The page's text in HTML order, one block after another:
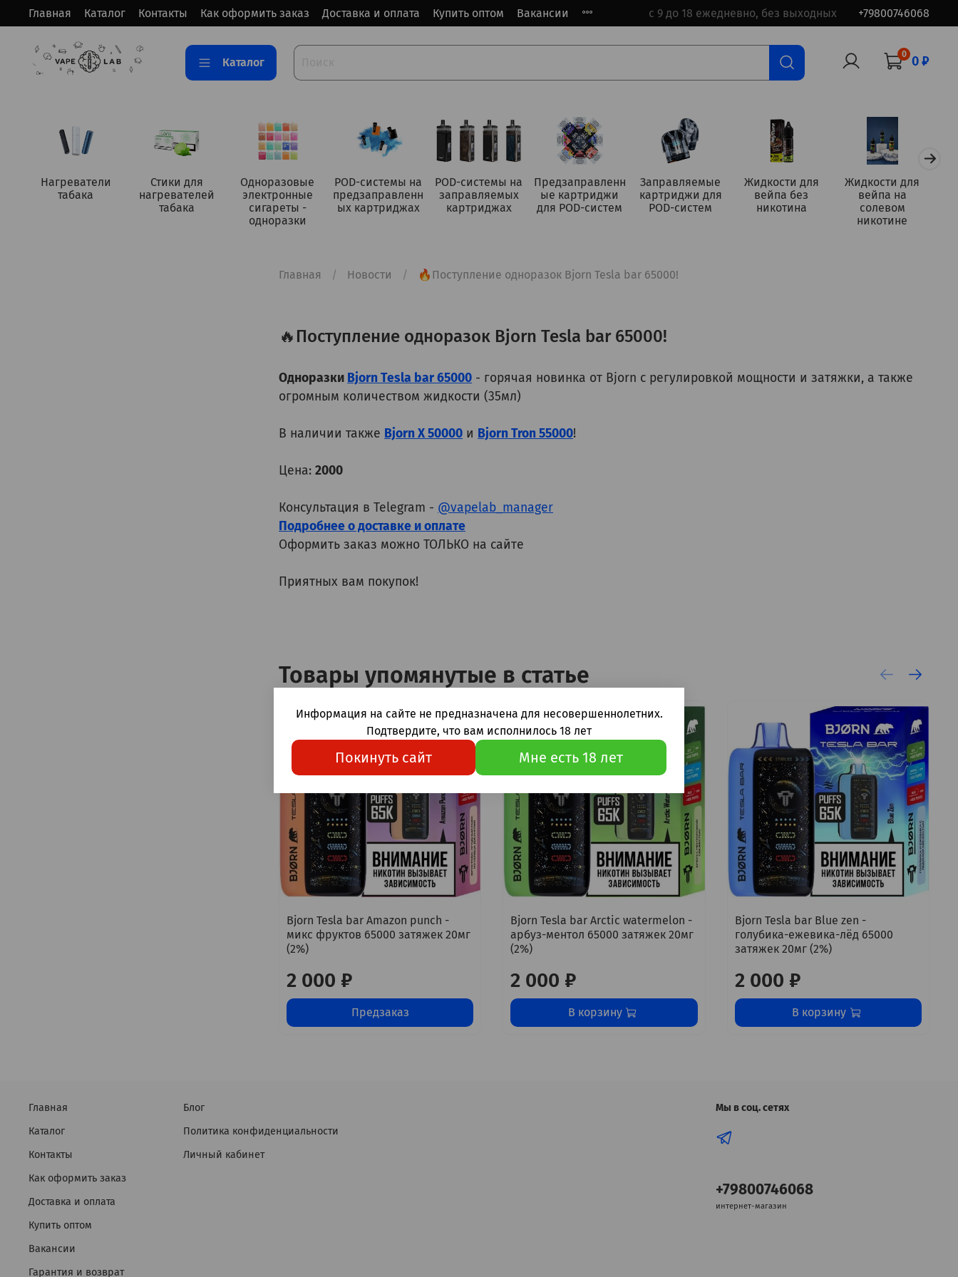
Главная Каталог Контакты Как оформить заказ Доставка и оплата Купить оптом Вакансии с 9 до 18 ежедневно, без выходных +79800746068
Каталог
0 0 ₽
Нагреватели
табака
Стики для
нагревателей
табака
Одноразовые
электронные
сигареты -
одноразки
POD-системы на
предзаправленн
ых картриджах
POD-системы на
заправляемых
картриджах
Предзаправленн
ые картриджи
для POD-систем
Заправляемые
картриджи для
POD-систем
Жидкости для
вейпа без
никотина
Жидкости для
вейпа на
солевом
никотине
Главная Новости 🔥Поступление одноразок Bjorn Tesla bar 65000!
🔥Поступление одноразок Bjorn Tesla bar 65000!
Одноразки Bjorn Tesla bar 65000 - горячая новинка от Bjorn с регулировкой мощности и затяжки, а также
огромным количеством жидкости (35мл)
В наличии также Bjorn X 50000 и Bjorn Tron 55000!
Цена:2000
Консультация в Telegram - @vapelab_manager
Подробнее о доставке и оплате
Оформить заказ можно ТОЛЬКО на сайте
Приятных вам покупок!
Товары упомянутые в статье
Bjorn Tesla bar Amazon punch -
микс фруктов 65000 затяжек 20мг
(2%)
2 000 ₽
Предзаказ
Bjorn Tesla bar Arctic watermelon -
арбуз-ментол 65000 затяжек 20мг
(2%)
2 000 ₽
В корзину
Bjorn Tesla bar Blue zen -
голубика-ежевика-лёд 65000
затяжек 20мг (2%)
2 000 ₽
В корзину
Главная
Каталог
Контакты
Как оформить заказ
Доставка и оплата
Купить оптом
Вакансии
Гарантия и возврат
Блог
Политика конфиденциальности
Личный кабинет
Мы в соц. сетях
+79800746068
интернет-магазин
Информация на сайте не предназначена для несовершеннолетних.
Подтвердите, что вам исполнилось 18 лет
Покинуть сайт Мне есть 18 лет